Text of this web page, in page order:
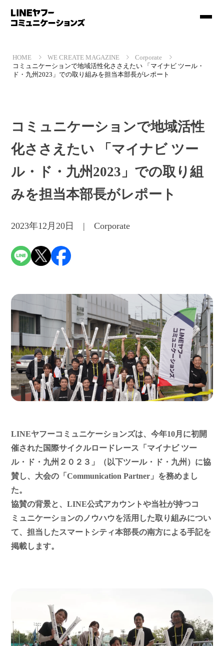
HOME WE CREATE MAGAZINE
Corporate
コミュニケーションで地域活性化ささえたい 「マイナビ ツール・
ド・九州2023」での取り組みを担当本部長がレポート
コミュニケーションで地域活性
化ささえたい 「マイナビ ツー
ル・ド・九州2023」での取り組
みを担当本部長がレポート
2023年12月20日 | Corporate
LINEヤフーコミュニケーションズは、今年10月に初開
催された国際サイクルロードレース「マイナビ ツー
ル・ド・九州２０２３」（以下ツール・ド・九州）に協
賛し、大会の「Communication Partner」を務めまし
た。
協賛の背景と、LINE公式アカウントや当社が持つコ
ミュニケーションのノウハウを活用した取り組みについ
て、担当したスマートシティ本部長の南方による手記を
掲載します。